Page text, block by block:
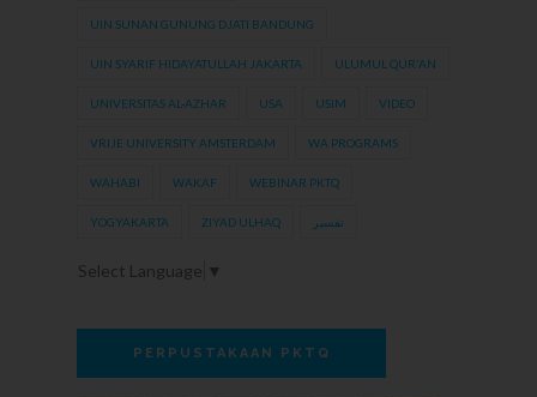
UIN SUNAN GUNUNG DJATI BANDUNG
UIN SYARIF HIDAYATULLAH JAKARTA ULUMUL QUR'AN
UNIVERSITAS AL-AZHAR USA USIM VIDEO
VRIJE UNIVERSITY AMSTERDAM WA PROGRAMS
WAHABI WAKAF WEBINAR PKTQ
YOGYAKARTA ZIYAD ULHAQ تفسير
Select Language ▼
PERPUSTAKAAN PKTQ